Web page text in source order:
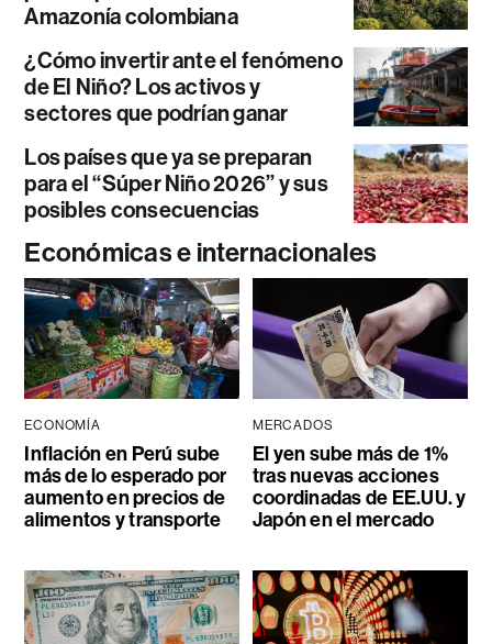
Amazonía colombiana
¿Cómo invertir ante el fenómeno
de El Niño? Los activos y
sectores que podrían ganar
Los países que ya se preparan
para el “Súper Niño 2026” y sus
posibles consecuencias
Económicas e internacionales
ECONOMÍA
Inflación en Perú sube
más de lo esperado por
aumento en precios de
alimentos y transporte
MERCADOS
El yen sube más de 1%
tras nuevas acciones
coordinadas de EE.UU. y
Japón en el mercado